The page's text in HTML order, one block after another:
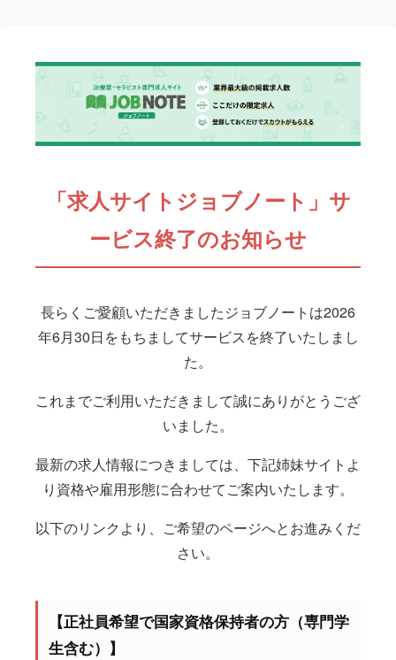
「求人サイトジョブノート」サ
ービス終了のお知らせ
長らくご愛顧いただきましたジョブノートは2026
年6月30日をもちましてサービスを終了いたしまし
た。
これまでご利用いただきまして誠にありがとうござ
いました。
最新の求人情報につきましては、下記姉妹サイトよ
り資格や雇用形態に合わせてご案内いたします。
以下のリンクより、ご希望のページへとお進みくだ
さい。
【正社員希望で国家資格保持者の方（専門学
生含む）】